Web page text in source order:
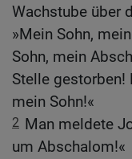
Wachstube über
»Mein Sohn,
Sohn, mein
Stelle gestorben!
mein Sohn!«
2 Man meldete
um Abschalom!«